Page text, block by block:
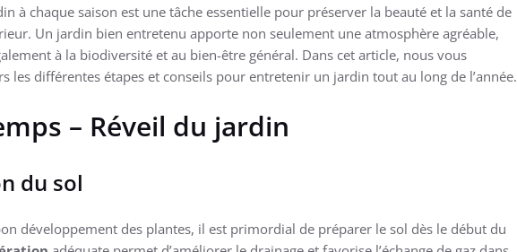
à chaque saison est une tâche essentielle pour préserver la beauté et la santé de
Un jardin bien entretenu apporte non seulement une atmosphère agréable,
à la biodiversité et au bien-être général. Dans cet article, nous vous
les différentes étapes et conseils pour entretenir un jardin tout au long de l’année.
– Réveil du jardin
du sol
développement des plantes, il est primordial de préparer le sol dès le début du